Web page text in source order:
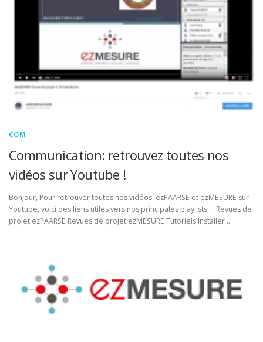
COM
Communication: retrouvez toutes nos
vidéos sur Youtube !
Bonjour, Pour retrouver toutes nos vidéos ezPAARSE et ezMESURE sur
Youtube, voici des liens utiles vers nos principales playlists : Revues de
projet ezPAARSE Revues de projet ezMESURE Tutoriels Installer …